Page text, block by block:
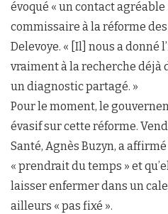
évoqué « un contact agréable
commissaire à la réforme
Delevoye. « [Il] nous a donné
vraiment à la recherche déjà
un diagnostic partagé. »
Pour le moment, le
évasif sur cette réforme.
Santé, Agnès Buzyn, a
« prendrait du temps » et
laisser enfermer dans un
ailleurs « pas fixé ».